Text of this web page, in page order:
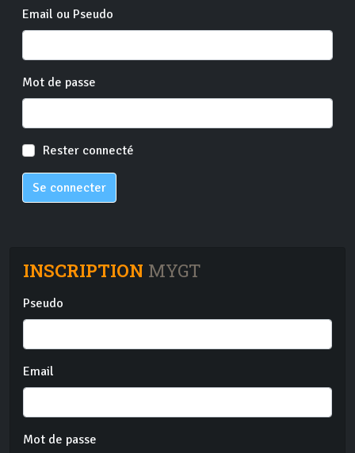
Email ou Pseudo
Mot de passe
Rester connecté
Se connecter
INSCRIPTION MYGT
Pseudo
Email
Mot de passe